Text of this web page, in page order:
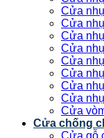
Cửa
Cửa
Cửa
Cửa
Cửa
Cửa
Cửa
Cửa
Cửa
Cửa chống
Cửa gỗ